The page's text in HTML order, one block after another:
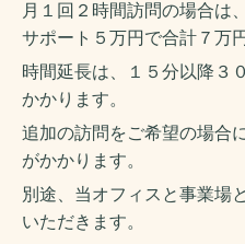
月１回２時間訪問の場合は
サポート５万円で合計７万
時間延長は、１５分以降３
かかります。
追加の訪問をご希望の場合
がかかります。
別途、当オフィスと事業場
いただきます。